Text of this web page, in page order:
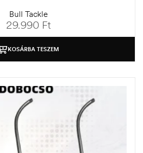
Bull Tackle
29.990 Ft
KOSÁRBA TESZEM